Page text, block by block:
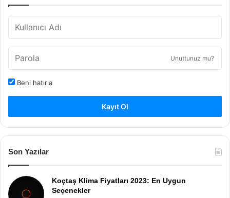
Unuttunuz mu?
Beni hatırla
Kayıt Ol
Son Yazılar
Koçtaş Klima Fiyatları 2023: En Uygun
Seçenekler